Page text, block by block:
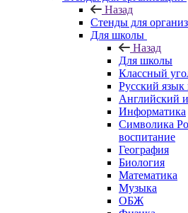
Назад
Стенды для
Для школы
Назад
Для школы
Классный
Русский язык
Английский
Информатика
Символика
воспитание
География
Биология
Математика
Музыка
ОБЖ